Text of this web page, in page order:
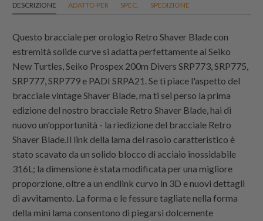
DESCRIZIONE ADATTO PER SPEC. SPEDIZIONE
Questo bracciale per orologio Retro Shaver Blade con
estremità solide curve si adatta perfettamente ai Seiko
New Turtles, Seiko Prospex 200m Divers SRP773, SRP775,
SRP777, SRP779 e PADI SRPA21. Se ti piace l'aspetto del
bracciale vintage Shaver Blade, ma ti sei perso la prima
edizione del nostro bracciale Retro Shaver Blade, hai di
nuovo un'opportunità - la riedizione del bracciale Retro
Shaver Blade.Il link della lama del rasoio caratteristico è
stato scavato da un solido blocco di acciaio inossidabile
316L; la dimensione è stata modificata per una migliore
proporzione, oltre a un endlink curvo in 3D e nuovi dettagli
di avvitamento. La forma e le fessure tagliate nella forma
della mini lama consentono di piegarsi dolcemente